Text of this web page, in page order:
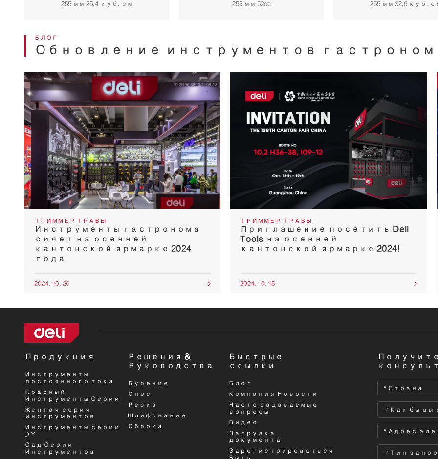
255 мм 25,4 куб. см 255 мм 52cc 255 мм 32,6 куб.
БЛОГ
Обновление инструментов
ТРИММЕР ТРАВЫ
Инструменты гастронома
сияет на осенней
кантонской ярмарке 2024
года
2024. 10. 29 
ТРИММЕР ТРАВЫ
Приглашение посетить Deli
Tools на осенней
кантонской ярмарке 2024!
2024. 10. 15 
Продукция
Инструменты
постоянного тока
Красный
Инструменты Серии
Желтая серия
инструментов
Инструменты серии
DIY
Сад Серии
Инструментов
Решения &
Руководства
Бурение
Снос
Резка
Шлифование
Сборка
Быстрые
ссылки
Блог
Компания Новости
Часто задаваемые
вопросы
Видео
Загрузка
документа
Зарегистрироваться